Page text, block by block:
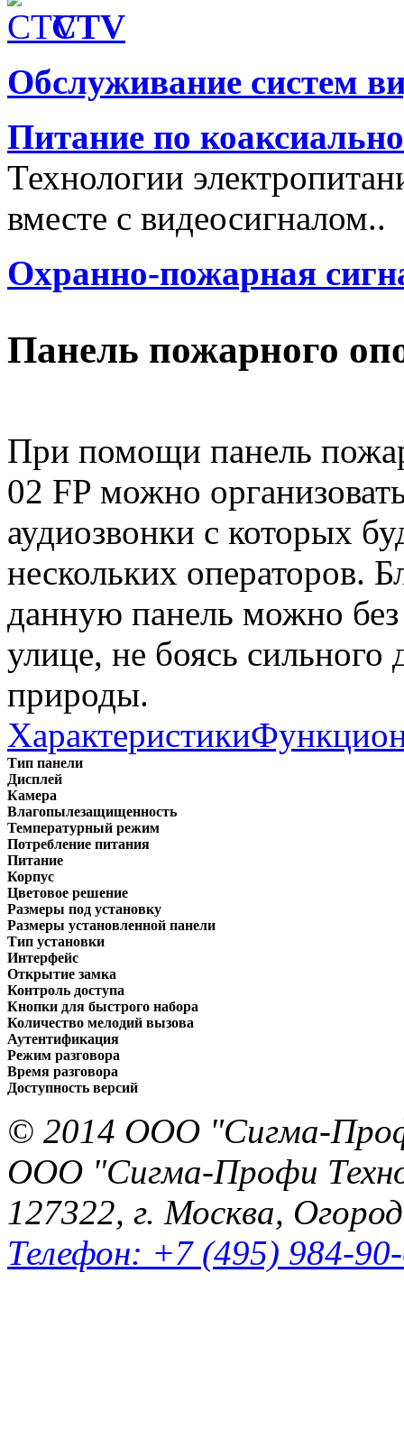
CTV
Обслуживание систем
Питание по
Технологии
вместе с видеосигналом..
Охранно-пожарная
Панель пожарного
При помощи панель
02 FP можно
аудиозвонки с которых
нескольких операторов.
данную панель можно без
улице, не боясь
природы.
Характеристики
Тип панели
Дисплей
Камера
Влагопылезащищенность
Температурный режим
Потребление питания
Питание
Корпус
Цветовое решение
Размеры под установку
Размеры установленной панели
Тип установки
Интерфейс
Открытие замка
Контроль доступа
Кнопки для быстрого набора
Количество мелодий вызова
Аутентификация
Режим разговора
Время разговора
Доступность версий
© 2014 ООО "Сигма-
ООО "Сигма-Профи
127322, г. Москва,
Телефон: +7 (495) 984-